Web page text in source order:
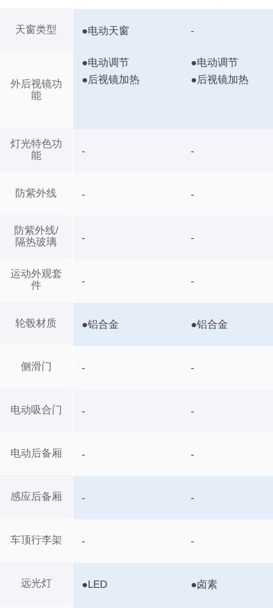
天窗类型
外后视镜功
能
灯光特色功
能
防紫外线
防紫外线/
隔热玻璃
运动外观套
件
轮毂材质
侧滑门
电动吸合门
电动后备厢
感应后备厢
车顶行李架
远光灯
●电动天窗 -
●电动调节
●后视镜加热
●电动调节
●后视镜加热
- -
- -
- -
- -
●铝合金 ●铝合金
- -
- -
- -
- -
- -
●LED ●卤素